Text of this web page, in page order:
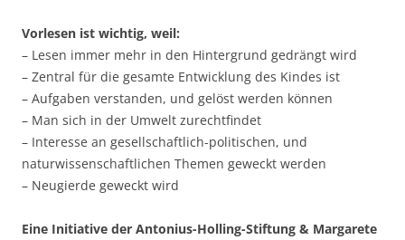
Vorlesen ist wichtig, weil:
– Lesen immer mehr in den Hintergrund gedrängt wird
– Zentral für die gesamte Entwicklung des Kindes ist
– Aufgaben verstanden, und gelöst werden können
– Man sich in der Umwelt zurechtfindet
– Interesse an gesellschaftlich-politischen, und
naturwissenschaftlichen Themen geweckt werden
– Neugierde geweckt wird
Eine Initiative der Antonius-Holling-Stiftung & Margarete